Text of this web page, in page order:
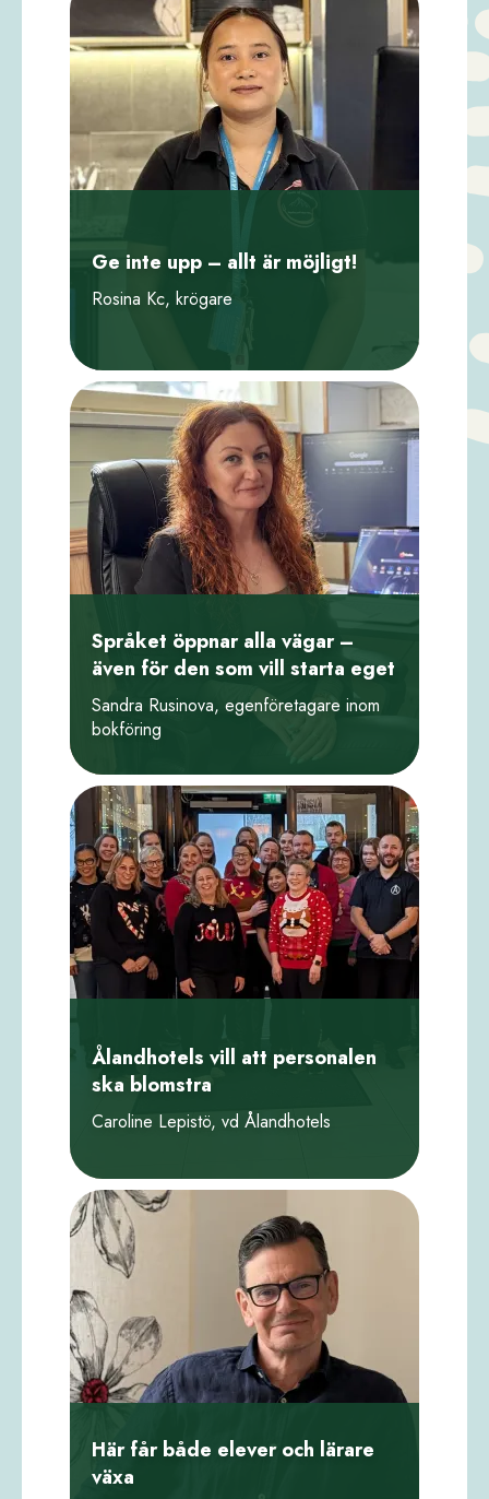
Ge inte upp – allt är möjligt!
Rosina Kc, krögare
Språket öppnar alla vägar –
även för den som vill starta eget
Sandra Rusinova, egenföretagare inom
bokföring
Ålandhotels vill att personalen
ska blomstra
Caroline Lepistö, vd Ålandhotels
Här får både elever och lärare
växa